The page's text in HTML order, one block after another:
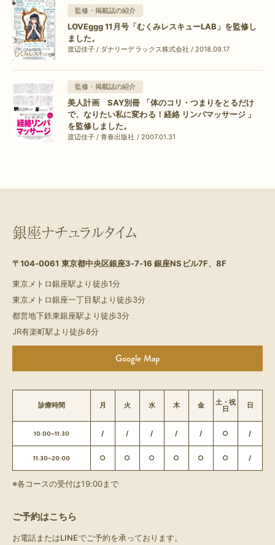
監修・掲載誌の紹介
LOVEggg 11月号「むくみレスキューLAB」を監修し
ました。
渡辺佳子 / ダナリーデラックス株式会社 / 2018.09.17
監修・掲載誌の紹介
美人計画 SAY別冊 「体のコリ・つまりをとるだけ
で、なりたい私に変わる！経絡 リンパマッサージ 」
を監修しました。
渡辺佳子 / 青春出版社 / 2007.01.31
銀座ナチュラルタイム
〒104-0061 東京都中央区銀座3-7-16 銀座NSビル7F、8F
東京メトロ銀座駅より徒歩1分
東京メトロ銀座一丁目駅より徒歩3分
都営地下鉄東銀座駅より徒歩3分
JR有楽町駅より徒歩8分
Google Map
診療時間 月 火 水 木 金 土・祝
日 日
10:00~11:30 / / / / / ○ /
11:30~20:00 ○ ○ ○ ○ ○ ○ /
※各コースの受付は19:00まで
ご予約はこちら
お電話またはLINEでご予約を承っております。